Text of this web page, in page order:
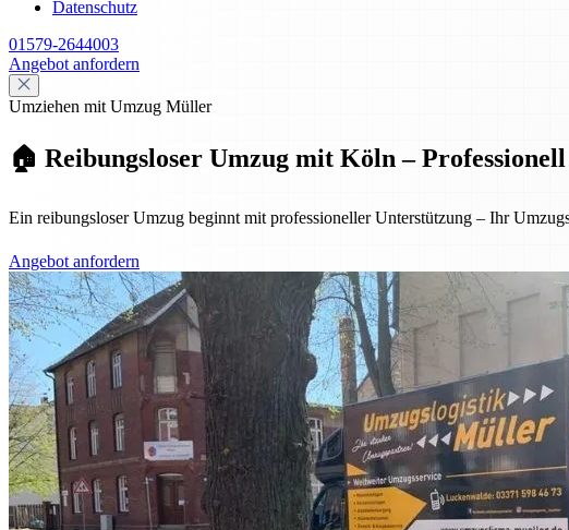
Datenschutz
01579-2644003
Angebot anfordern
Umziehen mit Umzug Müller
🏠 Reibungsloser Umzug mit Köln –
Ein reibungsloser Umzug beginnt mit professioneller Unterstützung – Ihr
Angebot anfordern